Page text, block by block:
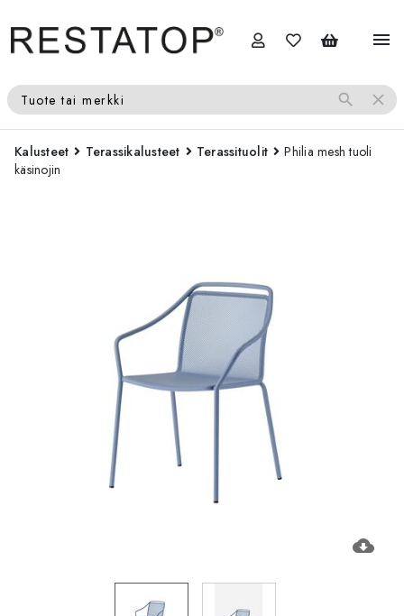
menu
Tuote tai merkki search close
Kalusteet Terassikalusteet Terassituolit
Philia mesh tuoli
käsinojin
cloud_download